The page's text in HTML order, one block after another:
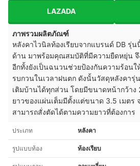
LAZADA
ภาพรวมผลิตภัณฑ์
หลังคาไวนิลท้องเรียบจากแบรนด์ DB รุ่น
ด้าน มาพร้อมคุณสมบัติที่มีความยืดหยุ่น จึ
อีกทั้งยังเป็นฉนวนช่วยป้องกันความร้อนใ
รบกวนในเวลาฝนตก ดังนั้นวัสดุหลังคารุ่
เติมบ้านได้ทุกส่วน โดยมีขนาดหน้ากว้าง
ยาวของแผ่นเต็มมีตั้งแต่ขนาด 3.5 เมตร
สามารถสั่งตัดได้ตามความยาวที่ต้องการ
ประเภท หลังคา
รูปแบบท้อง ท้องเรียบ